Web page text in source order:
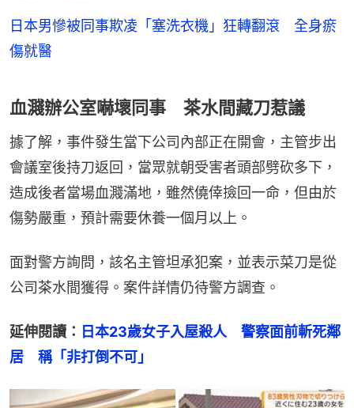
日本男慘被同事欺凌「塞洗衣機」狂轉翻滾 全身瘀
傷就醫
血濺辦公室嚇壞同事 茶水間藏刀惹議
據了解，事件發生當下公司內部正在開會，主管步出
會議室後持刀返回，當眾就朝受害者頭部劈砍多下，
造成後者當場血濺滿地，雖然僥倖撿回一命，但由於
傷勢嚴重，預計需要休養一個月以上。
面對警方詢問，該名主管坦承犯案，並表示菜刀是從
公司茶水間獲得。案件詳情仍待警方調查。
延伸閱讀： 日本23歲女子入屋殺人　警察面前斬死鄰
居　稱「非打倒不可」